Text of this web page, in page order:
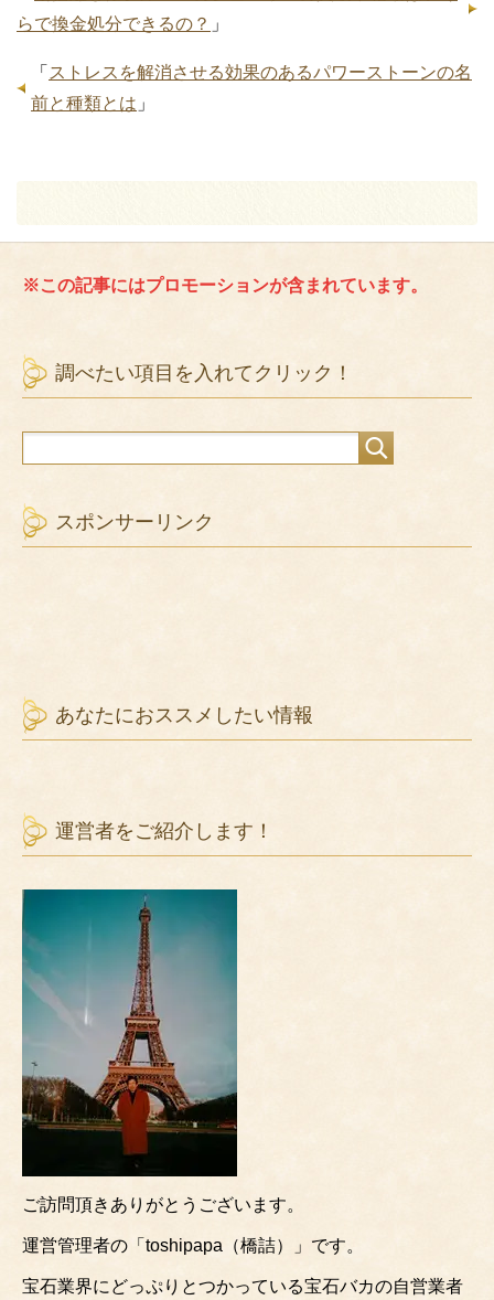
関連記事:
イエローサファイア
の宝石の意味は９月
誕生石のサファイア
と同じ誕生石？
青色の宝石はサファ
の宝石種類はありま
すか？
赤色の宝石はルビー
石種類は何がありま